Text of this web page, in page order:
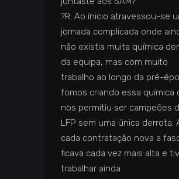
?️R: Ao ínicio atravessou-se
jornada complicada onde
não existia muita química
da equipa, mas com muito
trabalho ao longo da pré-
fomos criando essa química
nos permitiu ser campeões
LFP sem uma única derrota.
cada contratação nova a
ficava cada vez mais alta e
trabalhar ainda